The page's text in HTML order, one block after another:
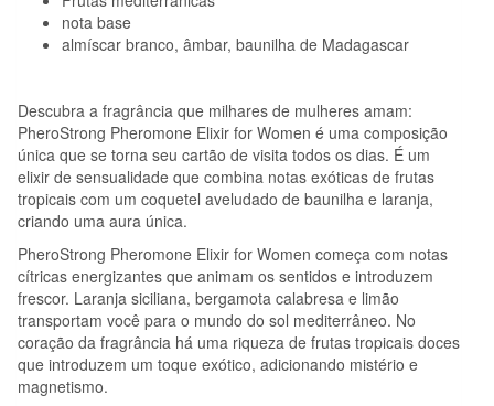
nota base
almíscar branco, âmbar, baunilha de Madagascar
Descubra a fragrância que milhares de mulheres amam:
PheroStrong Pheromone Elixir for Women é uma composição
única que se torna seu cartão de visita todos os dias. É um
elixir de sensualidade que combina notas exóticas de frutas
tropicais com um coquetel aveludado de baunilha e laranja,
criando uma aura única.
PheroStrong Pheromone Elixir for Women começa com notas
cítricas energizantes que animam os sentidos e introduzem
frescor. Laranja siciliana, bergamota calabresa e limão
transportam você para o mundo do sol mediterrâneo. No
coração da fragrância há uma riqueza de frutas tropicais doces
que introduzem um toque exótico, adicionando mistério e
magnetismo.